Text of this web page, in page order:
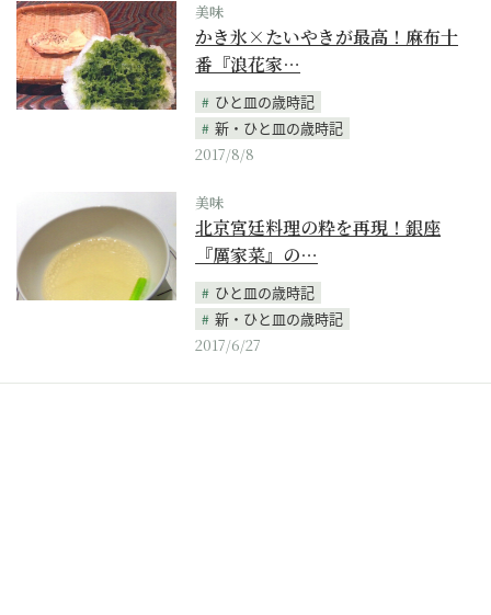
美味
かき氷×たいやきが最高！麻布十
番『浪花家…
ひと皿の歳時記
新・ひと皿の歳時記
2017/8/8
美味
北京宮廷料理の粋を再現！銀座
『厲家菜』の…
ひと皿の歳時記
新・ひと皿の歳時記
2017/6/27